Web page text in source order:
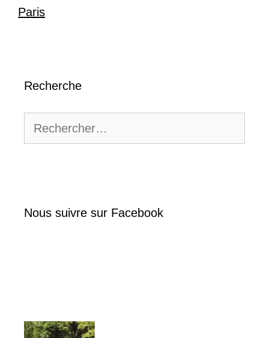
Paris
Recherche
Nous suivre sur Facebook